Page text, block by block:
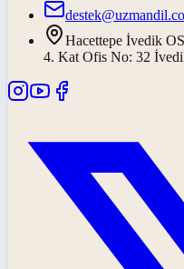
Hacettepe İvedik
4. Kat Ofis No: 32